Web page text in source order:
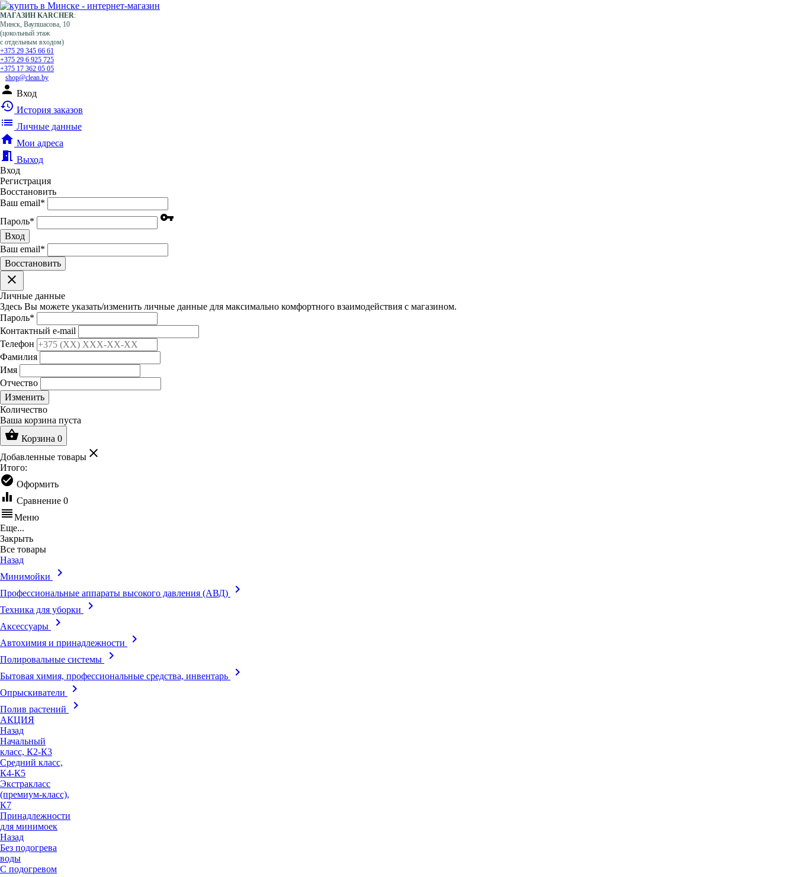
МАГАЗИН KARCHER:
Минск, Ваупшасова, 10
(цокольный этаж
с отдельным входом)
+375 29 345 66 61
+375 29 6 925 725
+375 17 362 05 05
shop@clean.by
person Вход
history История заказов
list Личные данные
home Мои адреса
meeting_room Выход
Вход
Регистрация
Восстановить
Ваш email*
Пароль* vpn_key
Вход
Ваш email*
Воcстановить
clear
Личные данные
Здесь Вы можете указать/изменить личные данные для максимально комфортного взаимодействия с магазином.
Пароль*
Контактный e-mail
Телефон
Фамилия
Имя
Отчество
Изменить
Количество
Ваша корзина пуста
shopping_basket Корзина 0
Добавленные товары clear
Итого:
check_circle Оформить
equalizer Сравнение 0
reorderМеню
Еще...
Закрыть
Все товары
Назад
Минимойки
keyboard_arrow_right
Профессиональные аппараты высокого давления (АВД) keyboard_arrow_right
Техника для уборки keyboard_arrow_right
Аксессуары keyboard_arrow_right
Автохимия и принадлежности keyboard_arrow_right
Полировальные системы keyboard_arrow_right
Бытовая химия, профессиональные средства, инвентарь keyboard_arrow_right
Опрыскиватели keyboard_arrow_right
Полив растений keyboard_arrow_right
АКЦИЯ
Назад
Начальный
класс, К2-К3
Средний класс,
К4-К5
Экстракласс
(премиум-класс),
К7
Принадлежности
для минимоек
Назад
Без подогрева
воды
С подогревом